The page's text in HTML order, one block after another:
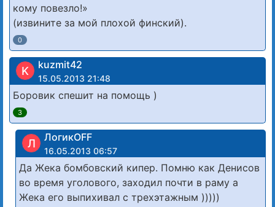
кому повезло!»
(извините за мой плохой финский).
0
K kuzmit42
15.05.2013 21:48
Боровик спешит на помощь )
3
Л ЛогикOFF
16.05.2013 06:57
Да Жека бомбовский кипер. Помню как Денисов
во время уголового, заходил почти в раму а
Жека его выпихивал с трехэтажным )))))